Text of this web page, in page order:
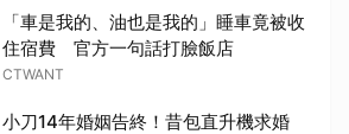
「車是我的、油也是我的」睡車竟被收
住宿費 官方一句話打臉飯店
CTWANT
小刀14年婚姻告終！昔包直升機求婚